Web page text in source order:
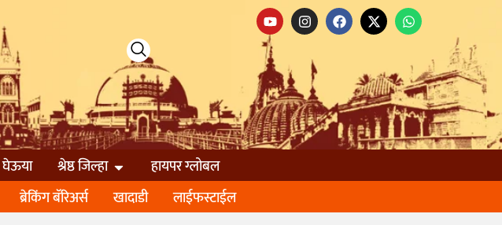
श्रेष्ठ जिल्हा
हायपर ग्लोबल
ब्रेकिंग बॅरिअर्स खादाडी लाईफस्टाईल